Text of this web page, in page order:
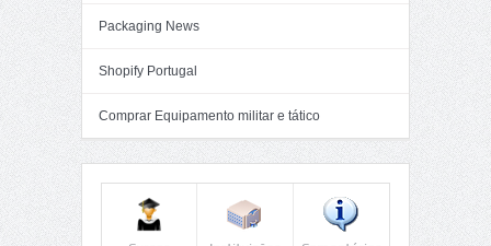
Packaging News
Shopify Portugal
Comprar Equipamento militar e tático